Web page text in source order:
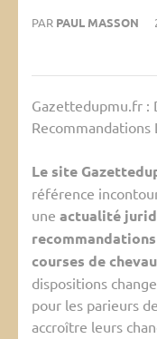
PAR PAUL MASSON
Gazettedupmu.fr :
Recommandations
Le site
référence
une actualité
courses de
dispositions
pour les parieurs
accroître leurs